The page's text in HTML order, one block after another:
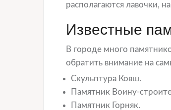
располагаются лавочки,
Известные
В городе много
обратить внимание на
Скульптура Ковш.
Памятник Воину-
Памятник Горняк.